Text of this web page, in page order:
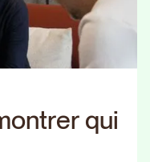
ontrer qui